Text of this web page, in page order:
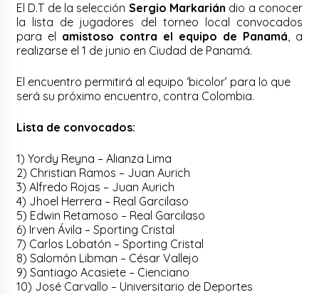
El D.T de la selección Sergio Markarián dio a conocer
la lista de jugadores del torneo local convocados
para el amistoso contra el equipo de Panamá, a
realizarse el 1 de junio en Ciudad de Panamá.
El encuentro permitirá al equipo ‘bicolor’ para lo que
será su próximo encuentro, contra Colombia.
Lista de convocados:
1) Yordy Reyna – Alianza Lima
2) Christian Ramos – Juan Aurich
3) Alfredo Rojas – Juan Aurich
4) Jhoel Herrera – Real Garcilaso
5) Edwin Retamoso – Real Garcilaso
6) Irven Ávila – Sporting Cristal
7) Carlos Lobatón – Sporting Cristal
8) Salomón Libman – César Vallejo
9) Santiago Acasiete – Cienciano
10) José Carvallo – Universitario de Deportes